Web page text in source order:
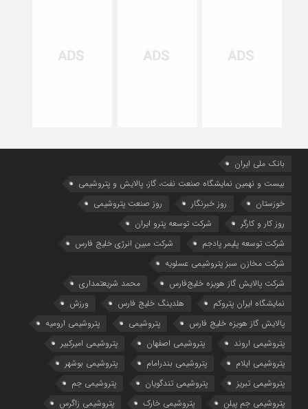
بانک ملی ایران
بیست و نهمین نمایشگاه صنعت نفت، گاز، پالایش و پتروشیمی
خوزستان
روز خبرنگار
روز صنعت پتروشیمی
روز کار و کارگر
شركت توسعه پترو ایران
شرکت توسعه پلیمر پادجم
شرکت مبین انرژی خلیج فارس
شرکت مخازن سبز پتروشیمی عسلویه
شرکت پالایش گاز هویزه خلیج‌فارس
محمد شریعتمداری
نمایشگاه ایران پتروکم
هلدینگ خلیج فارس
ورزش
پالایش گاز هویزه خلیج فارس
پتروشیمی
پتروشیمی ارومیه
پتروشیمی اروند
پتروشیمی اصفهان
پتروشیمی امیرکبیر
پتروشیمی ایلام
پتروشیمی بندرامام
پتروشیمی بوشهر
پتروشیمی تبریز
پتروشیمی تندگویان
پتروشیمی جم
پتروشیمی جم پیلن
پتروشیمی خارک پتروشیمی زاگرس